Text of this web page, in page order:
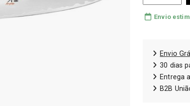
Envio
Envio
30 dias
Entrega
B2B